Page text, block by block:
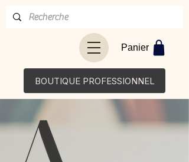
Panier
BOUTIQUE PROFESSIONNEL